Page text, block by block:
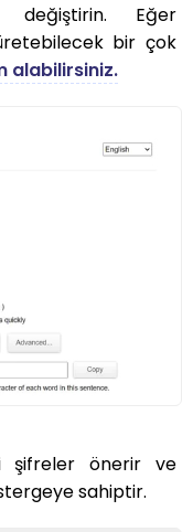
değiştirin. Eğer
bir çok
alabilirsiniz.
şifreler önerir ve
sahiptir.